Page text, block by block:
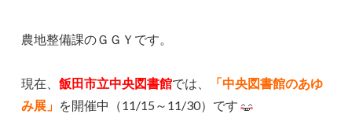
農地整備課のＧＧＹです。
現在、飯田市立中央図書館では、
「中央図書館のあゆ
み展」 を開催中（11/15～11/30）です